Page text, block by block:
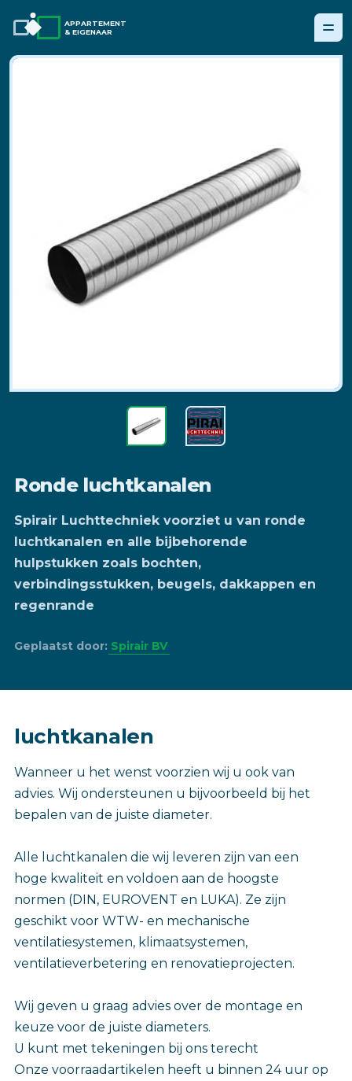
APPARTEMENT
& EIGENAAR
Ronde luchtkanalen
Spirair Luchttechniek voorziet u van ronde
luchtkanalen en alle bijbehorende
hulpstukken zoals bochten,
verbindingsstukken, beugels, dakkappen en
regenrande
Geplaatst door: Spirair BV
luchtkanalen
Wanneer u het wenst voorzien wij u ook van
advies. Wij ondersteunen u bijvoorbeeld bij het
bepalen van de juiste diameter.
Alle luchtkanalen die wij leveren zijn van een
hoge kwaliteit en voldoen aan de hoogste
normen (DIN, EUROVENT en LUKA). Ze zijn
geschikt voor WTW- en mechanische
ventilatiesystemen, klimaatsystemen,
ventilatieverbetering en renovatieprojecten.
Wij geven u graag advies over de montage en
keuze voor de juiste diameters.
U kunt met tekeningen bij ons terecht
Onze voorraadartikelen heeft u binnen 24 uur op